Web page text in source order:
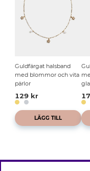
Guldfärgat halsband
med blommor och vita
pärlor
129 kr
LÄGG TILL